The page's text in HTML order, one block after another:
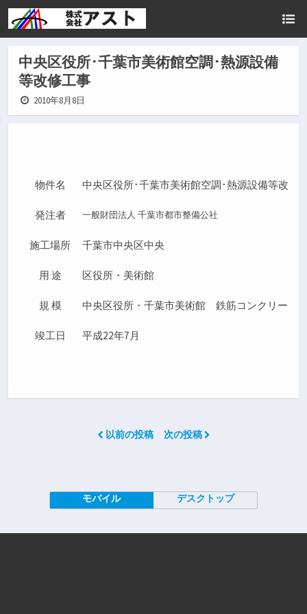
中央区役所･千葉市美術館空調･熱源設備
等改修工事
2010年8月8日
物件名 中央区役所･千葉市美術館空調･熱源設備等改修
発注者 一般財団法人 千葉市都市整備公社
施工場所 千葉市中央区中央
用 途 区役所・美術館
規 模 中央区役所・千葉市美術館 鉄筋コンクリート
竣工日 平成22年7月
以前の投稿 次の投稿
モバイル デスクトップ